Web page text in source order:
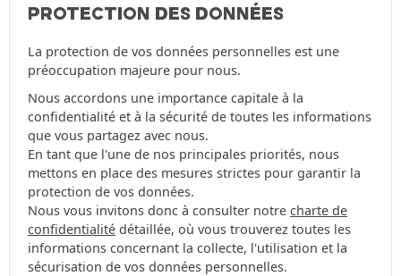
PROTECTION DES DONNÉES
La protection de vos données personnelles est une
préoccupation majeure pour nous.
Nous accordons une importance capitale à la
confidentialité et à la sécurité de toutes les informations
que vous partagez avec nous.
En tant que l'une de nos principales priorités, nous
mettons en place des mesures strictes pour garantir la
protection de vos données.
Nous vous invitons donc à consulter notre charte de
confidentialité détaillée, où vous trouverez toutes les
informations concernant la collecte, l'utilisation et la
sécurisation de vos données personnelles.